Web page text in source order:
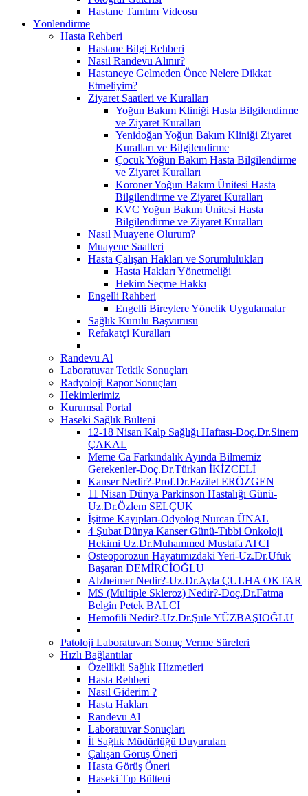
Hastane Tanıtım Videosu
Yönlendirme
Hasta Rehberi
Hastane Bilgi Rehberi
Nasıl Randevu Alınır?
Hastaneye Gelmeden Önce Nelere Dikkat
Etmeliyim?
Ziyaret Saatleri ve Kuralları
Yoğun Bakım Kliniği Hasta Bilgilendirme
ve Ziyaret Kuralları
Yenidoğan Yoğun Bakım Kliniği Ziyaret
Kuralları ve Bilgilendirme
Çocuk Yoğun Bakım Hasta Bilgilendirme
ve Ziyaret Kuralları
Koroner Yoğun Bakım Ünitesi Hasta
Bilgilendirme ve Ziyaret Kuralları
KVC Yoğun Bakım Ünitesi Hasta
Bilgilendirme ve Ziyaret Kuralları
Nasıl Muayene Olurum?
Muayene Saatleri
Hasta Çalışan Hakları ve Sorumlulukları
Hasta Hakları Yönetmeliği
Hekim Seçme Hakkı
Engelli Rahberi
Engelli Bireylere Yönelik Uygulamalar
Sağlık Kurulu Başvurusu
Refakatçi Kuralları
Randevu Al
Laboratuvar Tetkik Sonuçları
Radyoloji Rapor Sonuçları
Hekimlerimiz
Kurumsal Portal
Haseki Sağlık Bülteni
12-18 Nisan Kalp Sağlığı Haftası-Doç.Dr.Sinem
ÇAKAL
Meme Ca Farkındalık Ayında Bilmemiz
Gerekenler-Doç.Dr.Türkan İKİZCELİ
Kanser Nedir?-Prof.Dr.Fazilet ERÖZGEN
11 Nisan Dünya Parkinson Hastalığı Günü-
Uz.Dr.Özlem SELÇUK
İşitme Kayıpları-Odyolog Nurcan ÜNAL
4 Şubat Dünya Kanser Günü-Tıbbi Onkoloji
Hekimi Uz.Dr.Muhammed Mustafa ATCI
Osteoporozun Hayatımızdaki Yeri-Uz.Dr.Ufuk
Başaran DEMİRCİOĞLU
Alzheimer Nedir?-Uz.Dr.Ayla ÇULHA OKTAR
MS (Multiple Skleroz) Nedir?-Doç.Dr.Fatma
Belgin Petek BALCI
Hemofili Nedir?-Uz.Dr.Şule YÜZBAŞIOĞLU
Patoloji Laboratuvarı Sonuç Verme Süreleri
Hızlı Bağlantılar
Özellikli Sağlık Hizmetleri
Hasta Rehberi
Nasıl Giderim ?
Hasta Hakları
Randevu Al
Laboratuvar Sonuçları
İl Sağlık Müdürlüğü Duyuruları
Çalışan Görüş Öneri
Hasta Görüş Öneri
Haseki Tıp Bülteni